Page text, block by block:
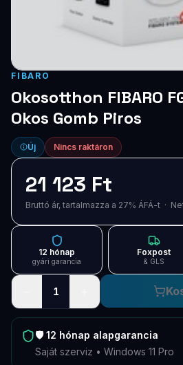
Ajándékkártya
Blog
Szolgáltatások
Támogatás
Keresés
FIBARO
Okosotthon FIBARO
Okos Gomb Piros
Új Nincs raktáron
21 123 Ft
Bruttó ár, tartalmazza a 27% ÁFÁ-t ·
12 hónap
gyári garancia
Foxpost
& GLS
1
🛡️12 hónap alapgarancia
Saját szerviz • Windows 11 Pro